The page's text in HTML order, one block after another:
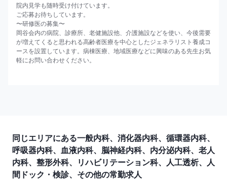
院内見学も随時受け付けています。
ご応募お待ちしています。
〜研修医の募集〜
岡谷会内の病院、診療所、老健施設他、介護施設などを使い、今後需要
が増えてくると思われる高齢者医療を中心としたジェネラリスト養成コ
ースを設置しています。病棟医療、地域医療などに興味のある先生お気
軽にお問い合わせください。
同じエリアにある一般内科、消化器内科、循環器内科、
呼吸器内科、血液内科、脳神経内科、内分泌内科、老人
内科、整形外科、リハビリテーション科、人工透析、人
間ドック・検診、その他の常勤求人